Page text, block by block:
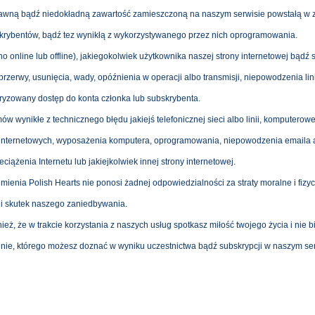
bądź niedokładną zawartość zamieszczoną na naszym serwisie powstałą w
bądź tez wynikłą z wykorzystywanego przez nich oprogramowania.
online lub offline), jakiegokolwiek użytkownika naszej strony internetowej bądź
usunięcia, wady, opóźnienia w operacji albo transmisji, niepowodzenia
dostęp do konta członka lub subskrybenta.
wynikłe z technicznego błędu jakiejś telefonicznej sieci albo linii,
wyposażenia komputera, oprogramowania, niepowodzenia
Internetu lub jakiejkolwiek innej strony internetowej.
Polish Hearts nie ponosi żadnej odpowiedzialności za straty moralne i
skutek naszego zaniedbywania.
że w trakcie korzystania z naszych usług spotkasz miłość twojego życia i
którego możesz doznać w wyniku uczestnictwa bądź subskrypcji w naszym